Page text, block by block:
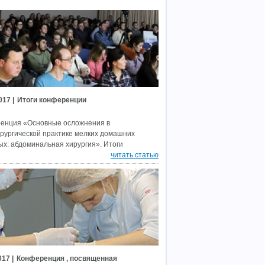
| Итоги конференции
«Основные осложнения в
практике мелких домашних
абдоминальная хирургия». Итоги
читать статью
| Конференция , посвященная